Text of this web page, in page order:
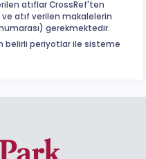
atıflar CrossRef'ten
atıf verilen makalelerin
gerekmektedir.
belirli periyotlar ile sisteme